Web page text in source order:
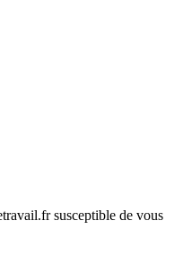
susceptible de vous